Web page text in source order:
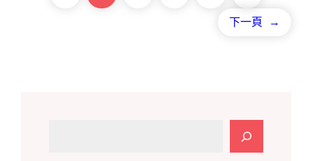
下一頁 →